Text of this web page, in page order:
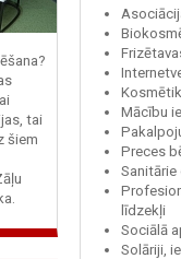
tai
šiem
Mācību
Preces
līdzekļi
Sociālā
Solāriji,